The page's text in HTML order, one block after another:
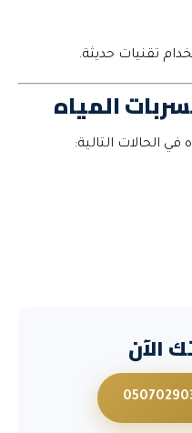
تقنيات حديثة.
المياه
الحالات التالية:
الآن